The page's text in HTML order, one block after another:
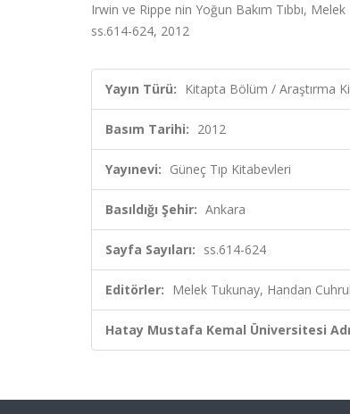
Irwin ve Rippe nin Yoğun Bakım Tıbbı,
ss.614-624, 2012
Yayın Türü: Kitapta Bölüm / Araştırma
Basım Tarihi: 2012
Yayınevi: Güneç Tıp Kitabevleri
Basıldığı Şehir: Ankara
Sayfa Sayıları: ss.614-624
Editörler: Melek Tukunay, Handan
Hatay Mustafa Kemal Üniversitesi